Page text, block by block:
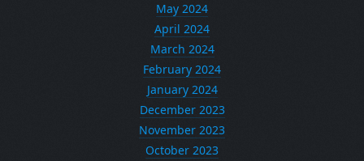
May 2024
April 2024
March 2024
February 2024
January 2024
December 2023
November 2023
October 2023